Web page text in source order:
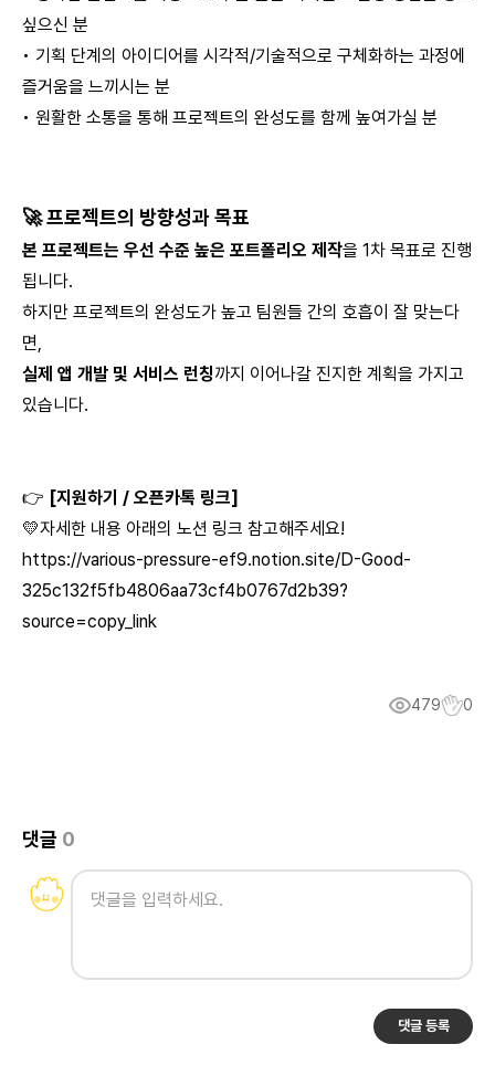
싶으신 분
• 기획 단계의 아이디어를 시각적/기술적으로 구체화하는 과정에
즐거움을 느끼시는 분
• 원활한 소통을 통해 프로젝트의 완성도를 함께 높여가실 분
🚀 프로젝트의 방향성과 목표
본 프로젝트는 우선 수준 높은 포트폴리오 제작을 1차 목표로 진행
됩니다.
하지만 프로젝트의 완성도가 높고 팀원들 간의 호흡이 잘 맞는다
면,
실제 앱 개발 및 서비스 런칭까지 이어나갈 진지한 계획을 가지고
있습니다.
👉 [지원하기 / 오픈카톡 링크]
💛자세한 내용 아래의 노션 링크 참고해주세요!
https://various-pressure-ef9.notion.site/D-Good-
325c132f5fb4806aa73cf4b0767d2b39?
source=copy_link
479 0
댓글 0
댓글 등록